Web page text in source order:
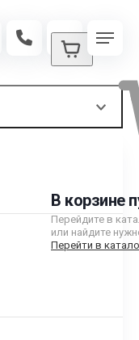
В корзине
Перейдите в
или найдите
Перейти в